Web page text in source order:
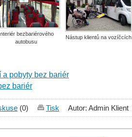
bezbariérového
autobusu
Nástup klientů na vozíčcích
a pobyty bez bariér
bariér
(0) Tisk Autor: Admin Klient